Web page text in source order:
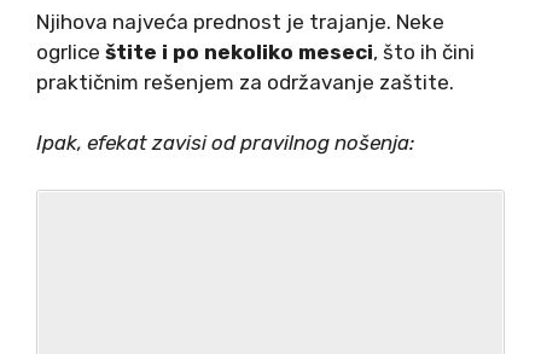
Njihova najveća prednost je trajanje. Neke
ogrlice štite i po nekoliko meseci, što ih čini
praktičnim rešenjem za održavanje zaštite.
Ipak, efekat zavisi od pravilnog nošenja: